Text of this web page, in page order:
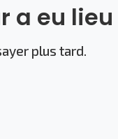
a eu lieu
plus tard.